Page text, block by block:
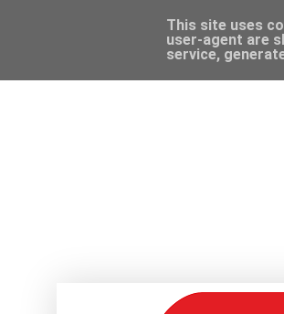
This site uses
user-agent are
service,